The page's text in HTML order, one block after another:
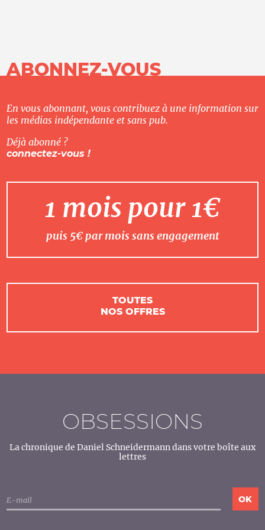
ABONNEZ-VOUS
En vous abonnant, vous contribuez à une information sur
les médias indépendante et sans pub.
Déjà abonné ?
connectez-vous !
1 mois pour 1€
puis 5€ par mois sans engagement
TOUTES
NOS OFFRES
OBSESSIONS
La chronique de Daniel Schneidermann dans votre boîte aux
lettres